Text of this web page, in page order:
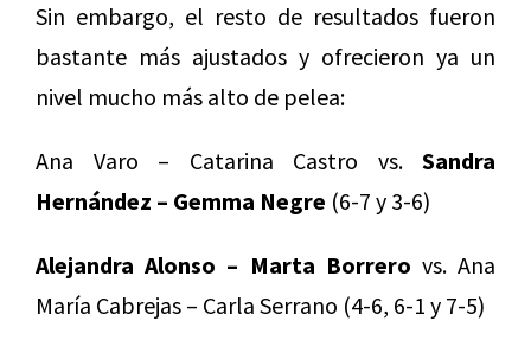
Sin embargo, el resto de resultados fueron
bastante más ajustados y ofrecieron ya un
nivel mucho más alto de pelea:
Ana Varo – Catarina Castro vs. Sandra
Hernández – Gemma Negre (6-7 y 3-6)
Alejandra Alonso – Marta Borrero vs. Ana
María Cabrejas – Carla Serrano (4-6, 6-1 y 7-5)